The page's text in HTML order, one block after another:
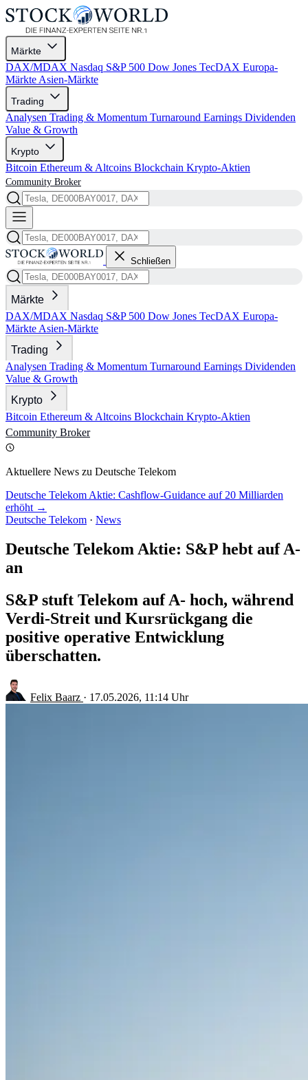
Märkte
DAX/MDAX Nasdaq S&P 500 Dow Jones TecDAX Europa-
Märkte Asien-Märkte
Trading
Analysen Trading & Momentum Turnaround Earnings Dividenden
Value & Growth
Krypto
Bitcoin Ethereum & Altcoins Blockchain Krypto-Aktien
Community Broker
Schließen
Märkte
DAX/MDAX Nasdaq S&P 500 Dow Jones TecDAX Europa-
Märkte Asien-Märkte
Trading
Analysen Trading & Momentum Turnaround Earnings Dividenden
Value & Growth
Krypto
Bitcoin Ethereum & Altcoins Blockchain Krypto-Aktien
Community Broker
Aktuellere News zu Deutsche Telekom
Deutsche Telekom Aktie: Cashflow-Guidance auf 20 Milliarden
erhöht →
Deutsche Telekom · News
Deutsche Telekom Aktie: S&P hebt auf A-
an
S&P stuft Telekom auf A- hoch, während
Verdi-Streit und Kursrückgang die
positive operative Entwicklung
überschatten.
Felix Baarz · 17.05.2026, 11:14 Uhr